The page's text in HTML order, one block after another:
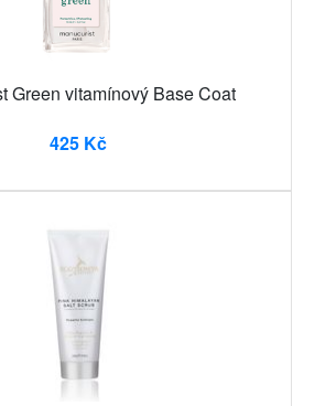
Green vitamínový Base Coat
425 Kč